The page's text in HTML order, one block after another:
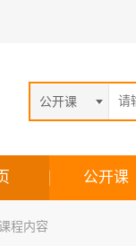
公开课
公开课
程内容